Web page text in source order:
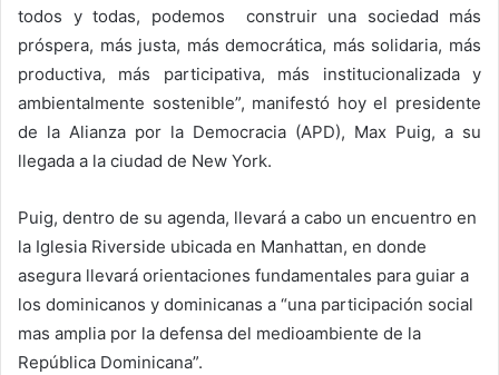
todos y todas, podemos construir una sociedad más
próspera, más justa, más democrática, más solidaria, más
productiva, más participativa, más institucionalizada y
ambientalmente sostenible”, manifestó hoy el presidente
de la Alianza por la Democracia (APD), Max Puig, a su
llegada a la ciudad de New York.
Puig, dentro de su agenda, llevará a cabo un encuentro en
la Iglesia Riverside ubicada en Manhattan, en donde
asegura llevará orientaciones fundamentales para guiar a
los dominicanos y dominicanas a “una participación social
mas amplia por la defensa del medioambiente de la
República Dominicana”.